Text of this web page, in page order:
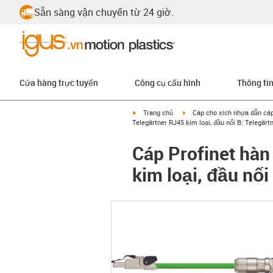
Sẵn sàng vận chuyển từ 24 giờ.
Cửa hàng trực tuyến Công cụ cấu hình Thông
igus-icon-arrow-right
Trang chủ igus-icon-arrow-right
Cáp cho xích nhựa dẫn
Telegärtner RJ45 kim loại, đầu nối B:
Cáp Profinet
kim loại, đầu